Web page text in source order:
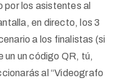
por los asistentes al
en directo, los 3
a los finalistas (si
un un código QR, tú,
al “Videografo